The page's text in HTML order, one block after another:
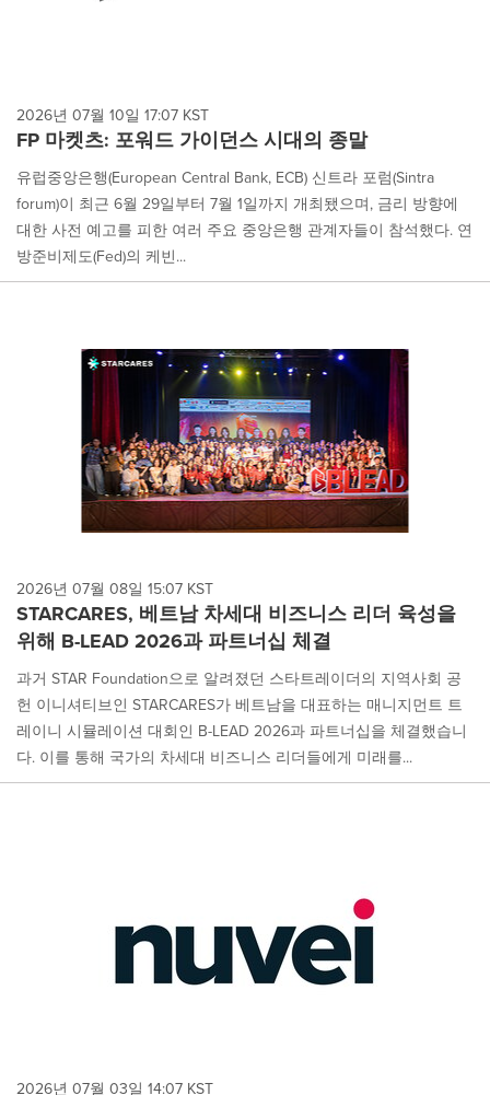
2026년 07월 10일 17:07 KST
FP 마켓츠: 포워드 가이던스 시대의 종말
유럽중앙은행(European Central Bank, ECB) 신트라 포럼(Sintra
forum)이 최근 6월 29일부터 7월 1일까지 개최됐으며, 금리 방향에
대한 사전 예고를 피한 여러 주요 중앙은행 관계자들이 참석했다. 연
방준비제도(Fed)의 케빈...
2026년 07월 08일 15:07 KST
STARCARES, 베트남 차세대 비즈니스 리더 육성을
위해 B-LEAD 2026과 파트너십 체결
과거 STAR Foundation으로 알려졌던 스타트레이더의 지역사회 공
헌 이니셔티브인 STARCARES가 베트남을 대표하는 매니지먼트 트
레이니 시뮬레이션 대회인 B-LEAD 2026과 파트너십을 체결했습니
다. 이를 통해 국가의 차세대 비즈니스 리더들에게 미래를...
2026년 07월 03일 14:07 KST